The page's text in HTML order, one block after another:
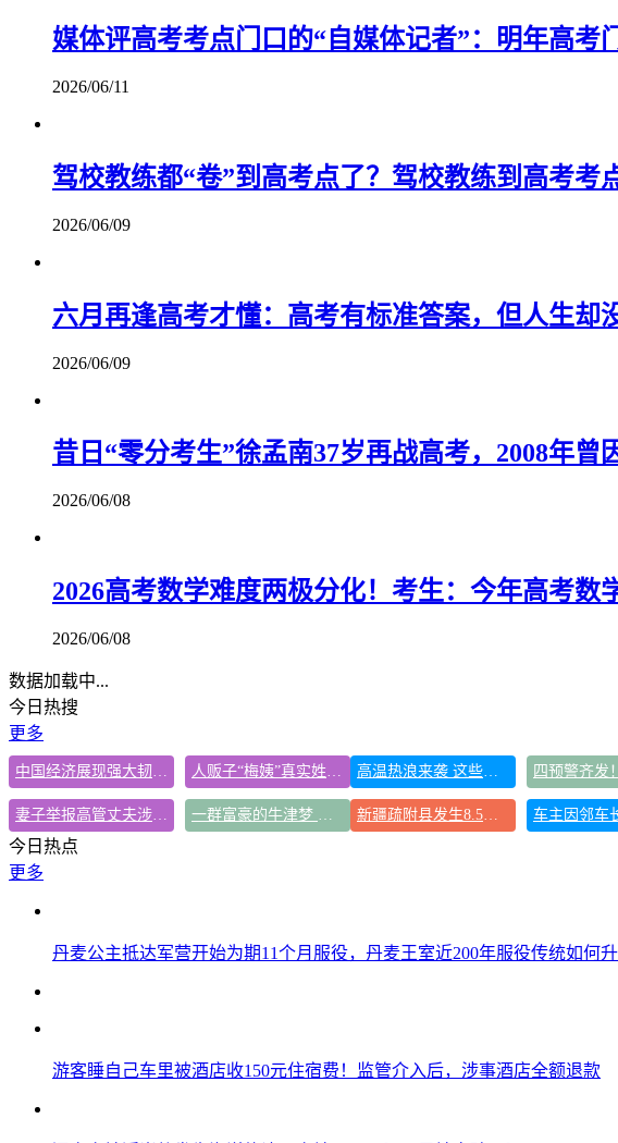
媒体评高考考点门口的“自媒体记者”：明年高考
2026/06/11
驾校教练都“卷”到高考点了？驾校教练到高考考
2026/06/09
六月再逢高考才懂：高考有标准答案，但人生却
2026/06/09
昔日“零分考生”徐孟南37岁再战高考，2008年
2026/06/08
2026高考数学难度两极分化！考生：今年高考数
2026/06/08
数据加载中...
今日热搜
更多
中国经济展现强大韧性和活力 人贩子“梅姨”真实姓名曝光 高温热浪来袭 这些地方需注意
妻子举报高管丈夫涉嫌重婚案进展 一群富豪的牛津梦 标价108万 新疆疏附县发生8.5级地震系谣言
今日热点
更多
丹麦公主抵达军营开始为期11个月服役，丹麦王室近200年服役传统如何升
游客睡自己车里被酒店收150元住宿费！监管介入后，涉事酒店全额退款